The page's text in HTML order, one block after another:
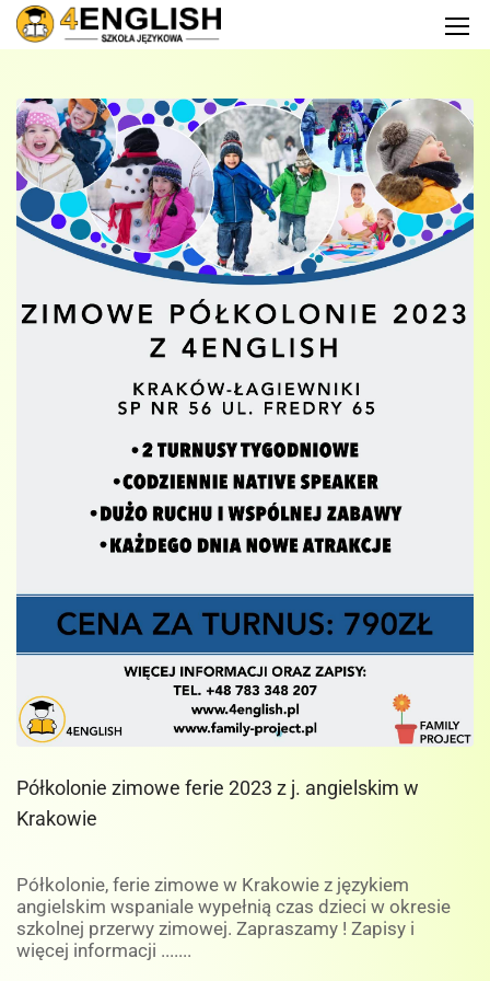
Półkolonie zimowe ferie 2023 z j. angielskim w
Krakowie
Półkolonie, ferie zimowe w Krakowie z językiem
angielskim wspaniale wypełnią czas dzieci w okresie
szkolnej przerwy zimowej. Zapraszamy ! Zapisy i
więcej informacji .......